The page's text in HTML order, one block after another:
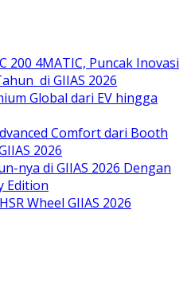
200 4MATIC, Puncak Inovasi
di GIIAS 2026
Global dari EV hingga
Comfort dari Booth
2026
nya di GIIAS 2026 Dengan
Edition
Wheel GIIAS 2026